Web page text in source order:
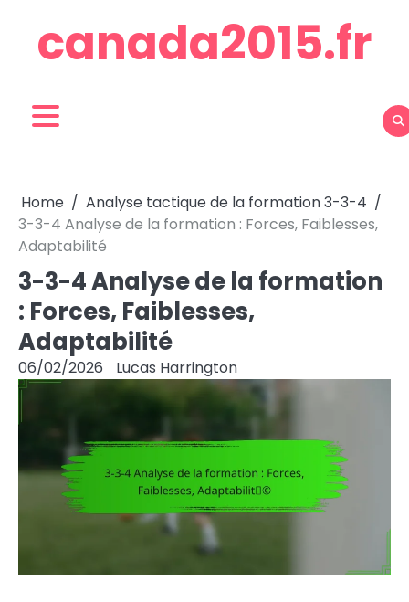
contentcanada2015.fr
Home
Analyse tactique de la formation 3-3-4
3-3-4 Analyse de la formation : Forces, Faiblesses,
Adaptabilité
3-3-4 Analyse de la formation
: Forces, Faiblesses,
Adaptabilité
06/02/2026 Lucas Harrington